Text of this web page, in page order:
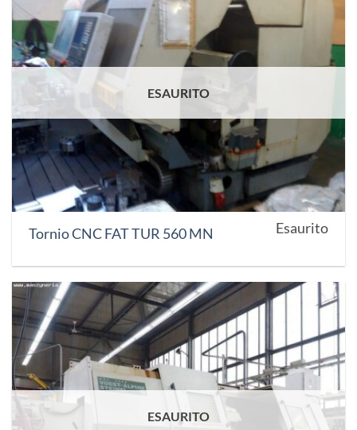
ESAURITO
Tornio CNC FAT TUR 560 MN Esaurito
ESAURITO